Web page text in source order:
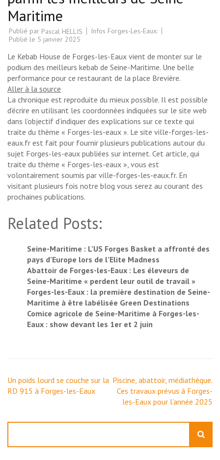
Maritime
Publié par Pascal HELLIS
Infos Forges-Les-Eaux:
Publié le 5 janvier 2025
Le Kebab House de Forges-les-Eaux vient de monter sur le
podium des meilleurs kebab de Seine-Maritime. Une belle
performance pour ce restaurant de la place Brevière.
Aller à la source
La chronique est reproduite du mieux possible. Il est possible
d’écrire en utilisant les coordonnées indiquées sur le site web
dans l’objectif d’indiquer des explications sur ce texte qui
traite du thème « Forges-les-eaux ». Le site ville-forges-les-
eaux.fr est fait pour fournir plusieurs publications autour du
sujet Forges-les-eaux publiées sur internet. Cet article, qui
traite du thème « Forges-les-eaux », vous est
volontairement soumis par ville-forges-les-eaux.fr. En
visitant plusieurs fois notre blog vous serez au courant des
prochaines publications.
Related Posts:
Seine-Maritime : L’US Forges Basket a affronté des
pays d’Europe lors de l’Elite Madness
Abattoir de Forges-les-Eaux : Les éleveurs de
Seine-Maritime « perdent leur outil de travail »
Forges-les-Eaux : la première destination de Seine-
Maritime à être labélisée Green Destinations
Comice agricole de Seine-Maritime à Forges-les-
Eaux : show devant les 1er et 2 juin
Navigation
de
Un poids lourd se couche sur la
RD 915 à Forges-les-Eaux
Piscine, abattoir, médiathèque.
Ces travaux prévus à Forges-
les-Eaux pour l’année 2025